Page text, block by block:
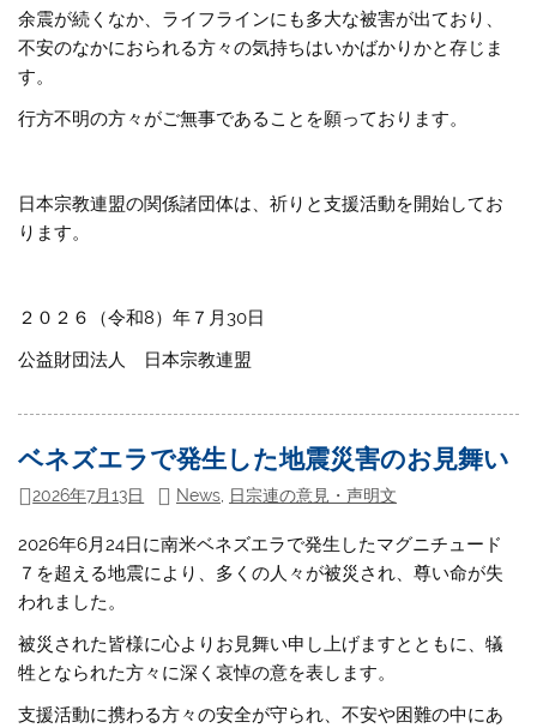
余震が続くなか、ライフラインにも多大な被害が出ており、
不安のなかにおられる方々の気持ちはいかばかりかと存じま
す。
行方不明の方々がご無事であることを願っております。
日本宗教連盟の関係諸団体は、祈りと支援活動を開始してお
ります。
２０２６（令和8）年７月30日
公益財団法人 日本宗教連盟
ベネズエラで発生した地震災害のお見舞い
2026年7月13日 News 日宗連の意見・声明文
2026年6月24日に南米ベネズエラで発生したマグニチュード
７を超える地震により、多くの人々が被災され、尊い命が失
われました。
被災された皆様に心よりお見舞い申し上げますとともに、犠
牲となられた方々に深く哀悼の意を表します。
支援活動に携わる方々の安全が守られ、不安や困難の中にあ